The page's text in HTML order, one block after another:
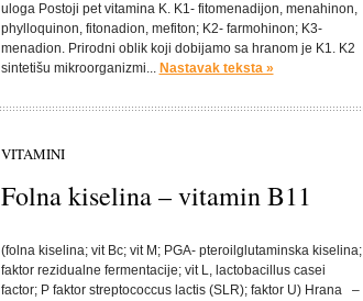
uloga Postoji pet vitamina K. K1- fitomenadijon, menahinon,
phylloquinon, fitonadion, mefiton; K2- farmohinon; K3-
menadion. Prirodni oblik koji dobijamo sa hranom je K1. K2
sintetišu mikroorganizmi... Nastavak teksta »
VITAMINI
Folna kiselina – vitamin B11
(folna kiselina; vit Bc; vit M; PGA- pteroilglutaminska kiselina;
faktor rezidualne fermentacije; vit L, lactobacillus casei
factor; P faktor streptococcus lactis (SLR); faktor U) Hrana –